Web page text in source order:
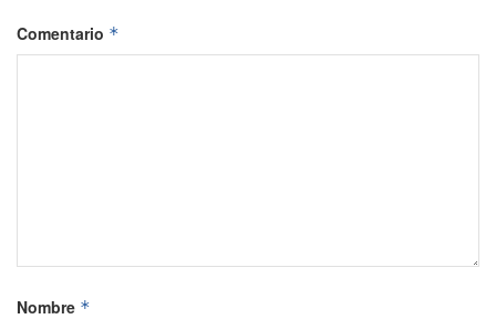
Comentario *
Nombre *